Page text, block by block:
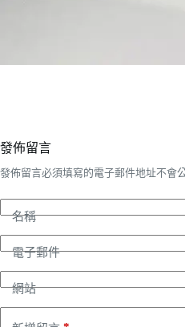
發佈留言
發佈留言必須填寫的電子郵件地址不會
名稱
電子郵件
網站